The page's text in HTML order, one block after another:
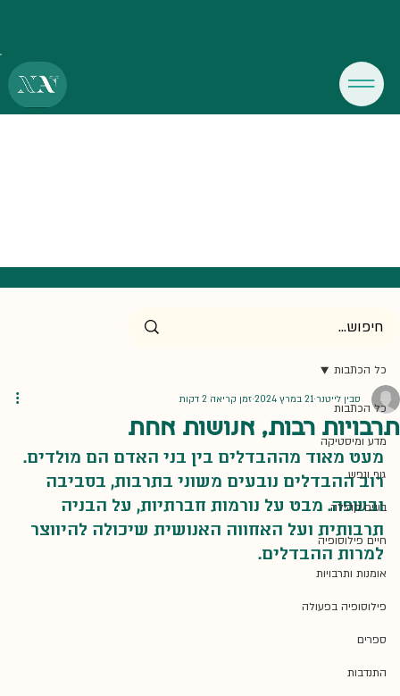
כל הכתבות
מדע ומיסטיקה
גוף ונפש
בונים קהילה
חיים פילוסופיה
אומנות ותרבויות
פילוסופיה בפעולה
ספרים
התנדבות
כל הכתבות
תרבויות רבות, אנושות אחת
סבין לייטנר 21 במרץ 2024 זמן קריאה 2 דקות
מעט מאוד מההבדלים בין בני האדם הם מולדים.
רוב ההבדלים נובעים משוני בתרבות, בסביבה
ובשפה. מבט על נורמות חברתיות, על הבניה
תרבותית ועל האחווה האנושית שיכולה להיווצר
למרות ההבדלים.